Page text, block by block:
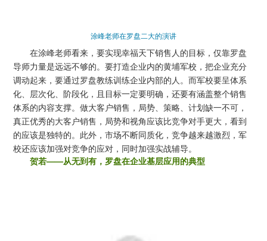
涂峰老师在罗盘二大的演讲
在涂峰老师看来，要实现幸福天下销售人的目标，仅靠罗盘
导师力量是远远不够的。要打造企业内的黄埔军校，把企业充分
调动起来，要通过罗盘教练训练企业内部的人。而军校要呈体系
化、层次化、阶段化，且目标一定要明确，还要有涵盖整个销售
体系的内容支撑。做大客户销售，局势、策略、计划缺一不可，
真正优秀的大客户销售，局势和视角应该比竞争对手更大，看到
的应该是独特的。此外，市场不断同质化，竞争越来越激烈，军
校还应该加强对竞争的应对，同时加强实战辅导。
贺若——从无到有，罗盘在企业基层应用的典型